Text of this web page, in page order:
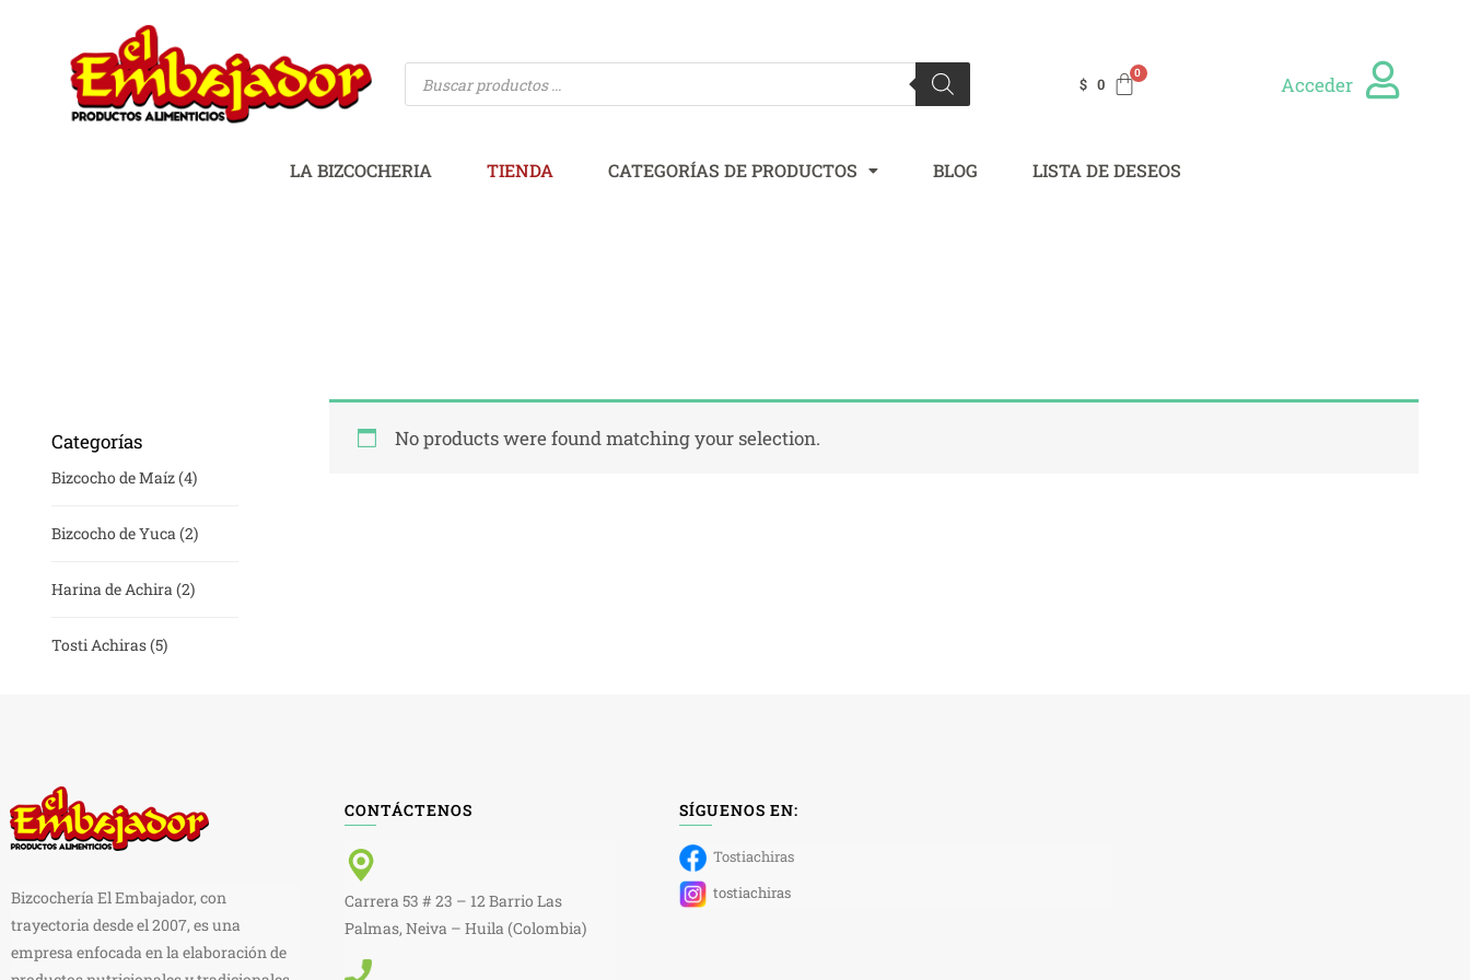
contenido
Búsqueda
de
productos
$ 0 Acceder
LA BIZCOCHERIA TIENDA CATEGORÍAS DE PRODUCTOS BLOG LISTA DE DESEOS
Categorías
Bizcocho de Maíz(4)
Bizcocho de Yuca(2)
Harina de Achira(2)
Tosti Achiras(5)
No products were found matching your selection.
Bizcochería El Embajador, con
trayectoria desde el 2007, es una
empresa enfocada en la elaboración de
CONTÁCTENOS
Carrera 53 # 23 – 12 Barrio Las
Palmas, Neiva – Huila (Colombia)
SÍGUENOS EN:
Tostiachiras
tostiachiras